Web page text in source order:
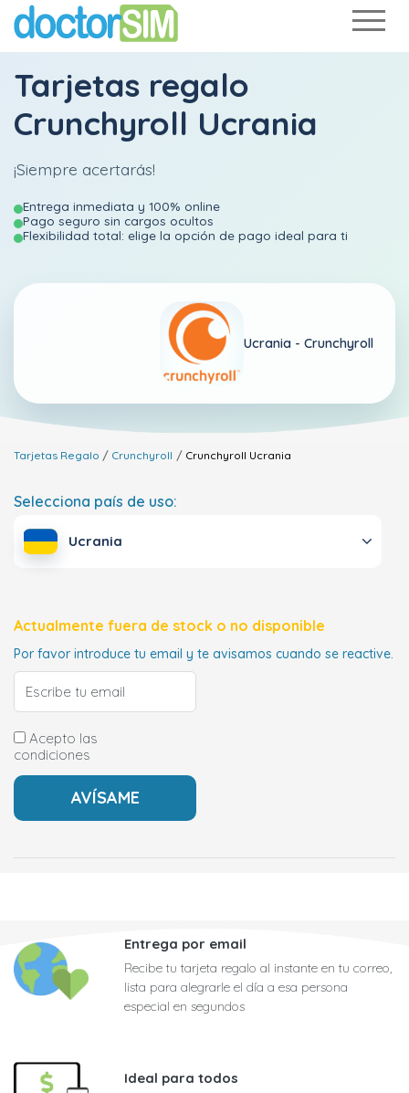
Tarjetas regalo
Crunchyroll Ucrania
¡Siempre acertarás!
Entrega inmediata y 100% online
Pago seguro sin cargos ocultos
Flexibilidad total: elige la opción de pago ideal para ti
Ucrania - Crunchyroll
Tarjetas Regalo Crunchyroll Crunchyroll Ucrania
Selecciona país de uso:
Ucrania
Actualmente fuera de stock o no disponible
Por favor introduce tu email y te avisamos cuando se reactive.
Acepto las
condiciones
Entrega por email
Recibe tu tarjeta regalo al instante en tu correo,
lista para alegrarle el día a esa persona
especial en segundos
Ideal para todos